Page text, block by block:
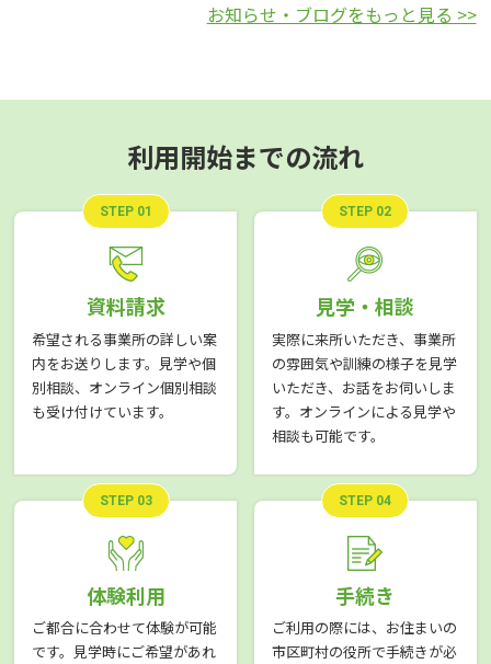
お知らせ・ブログをもっと見る >>
利用開始までの流れ
STEP 01
資料請求
希望される事業所の詳しい案
内をお送りします。見学や個
別相談、オンライン個別相談
も受け付けています。
STEP 02
見学・相談
実際に来所いただき、事業所
の雰囲気や訓練の様子を見学
いただき、お話をお伺いしま
す。オンラインによる見学や
相談も可能です。
STEP 03
体験利用
ご都合に合わせて体験が可能
です。見学時にご希望があれ
STEP 04
手続き
ご利用の際には、お住まいの
市区町村の役所で手続きが必